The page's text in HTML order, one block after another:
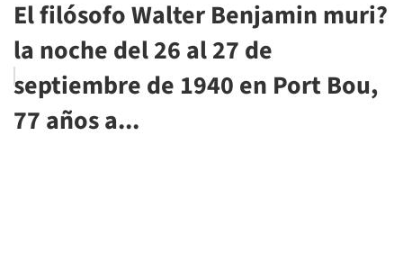
El filósofo Walter Benjamin muri?
la noche del 26 al 27 de
septiembre de 1940 en Port Bou,
77 años a...